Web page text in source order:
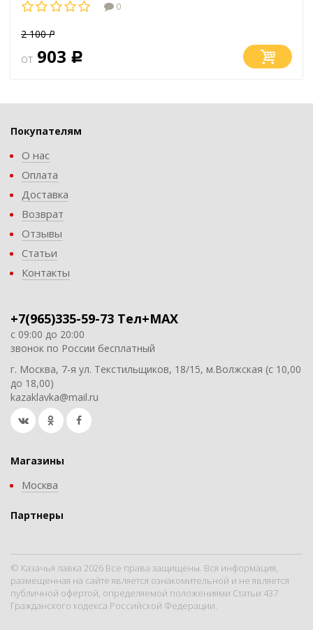
0
2 100Р
от 903 Р
Покупателям
О нас
Оплата
Доставка
Возврат
Отзывы
Статьи
Контакты
+7(965)335-59-73 Тел+MAX
с 09:00 до 20:00
звонок по России бесплатный
г. Москва, 7-я ул. Текстильщиков, 18/15, м.Волжская (с 10,00
до 18,00)
kazaklavka@mail.ru
Магазины
Москва
Партнеры
© Казачья лавка 2026 Все права защищены. Вся информация,
размещенная на сайте является ознакомительной и не является
публичной офертой, определяемой положениями Статьи 437
Гражданского кодекса Российской Федерации.